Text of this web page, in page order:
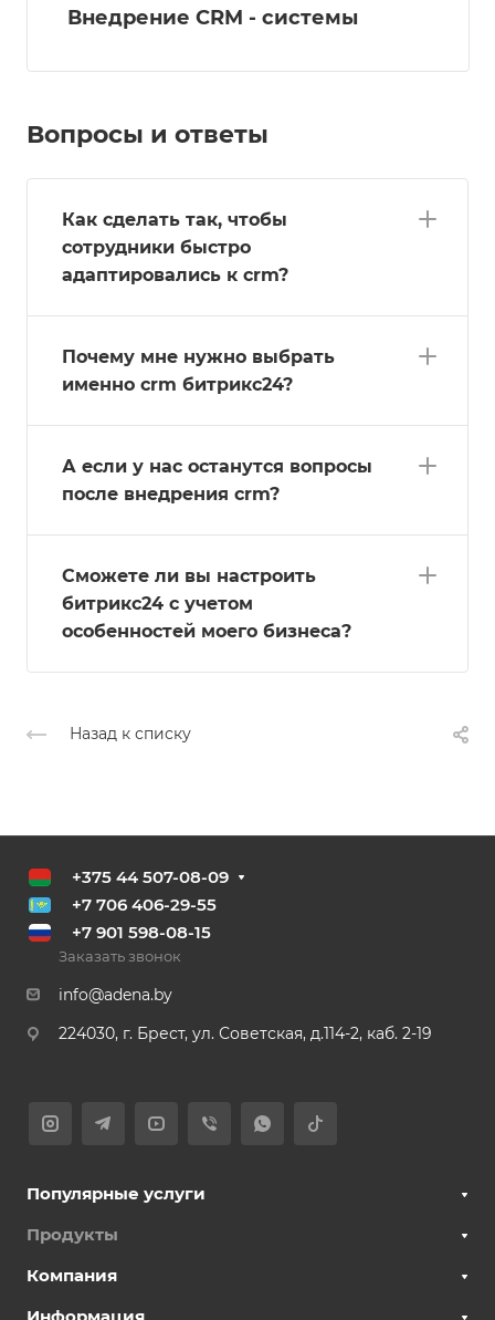
Внедрение CRM - системы
Вопросы и ответы
Как сделать так, чтобы
сотрудники быстро
адаптировались к crm?
Почему мне нужно выбрать
именно crm битрикс24?
А если у нас останутся вопросы
после внедрения crm?
Сможете ли вы настроить
битрикс24 с учетом
особенностей моего бизнеса?
Назад к списку
+375 44 507-08-09
+7 706 406-29-55
+7 901 598-08-15
Заказать звонок
info@adena.by
224030, г. Брест, ул. Советская, д.114-2, каб. 2-19
Популярные услуги
Продукты
Компания